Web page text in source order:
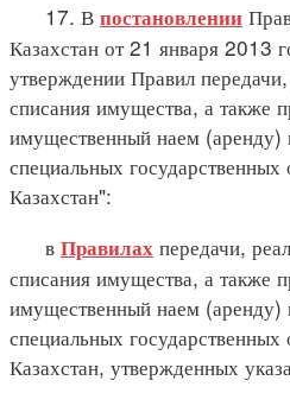
17. В постановлении
Казахстан от 21 января
утверждении Правил
списания имущества, а также
имущественный наем
специальных государственных
Казахстан":
в Правилах передачи,
списания имущества, а также
имущественный наем
специальных государственных
Казахстан, утвержденных